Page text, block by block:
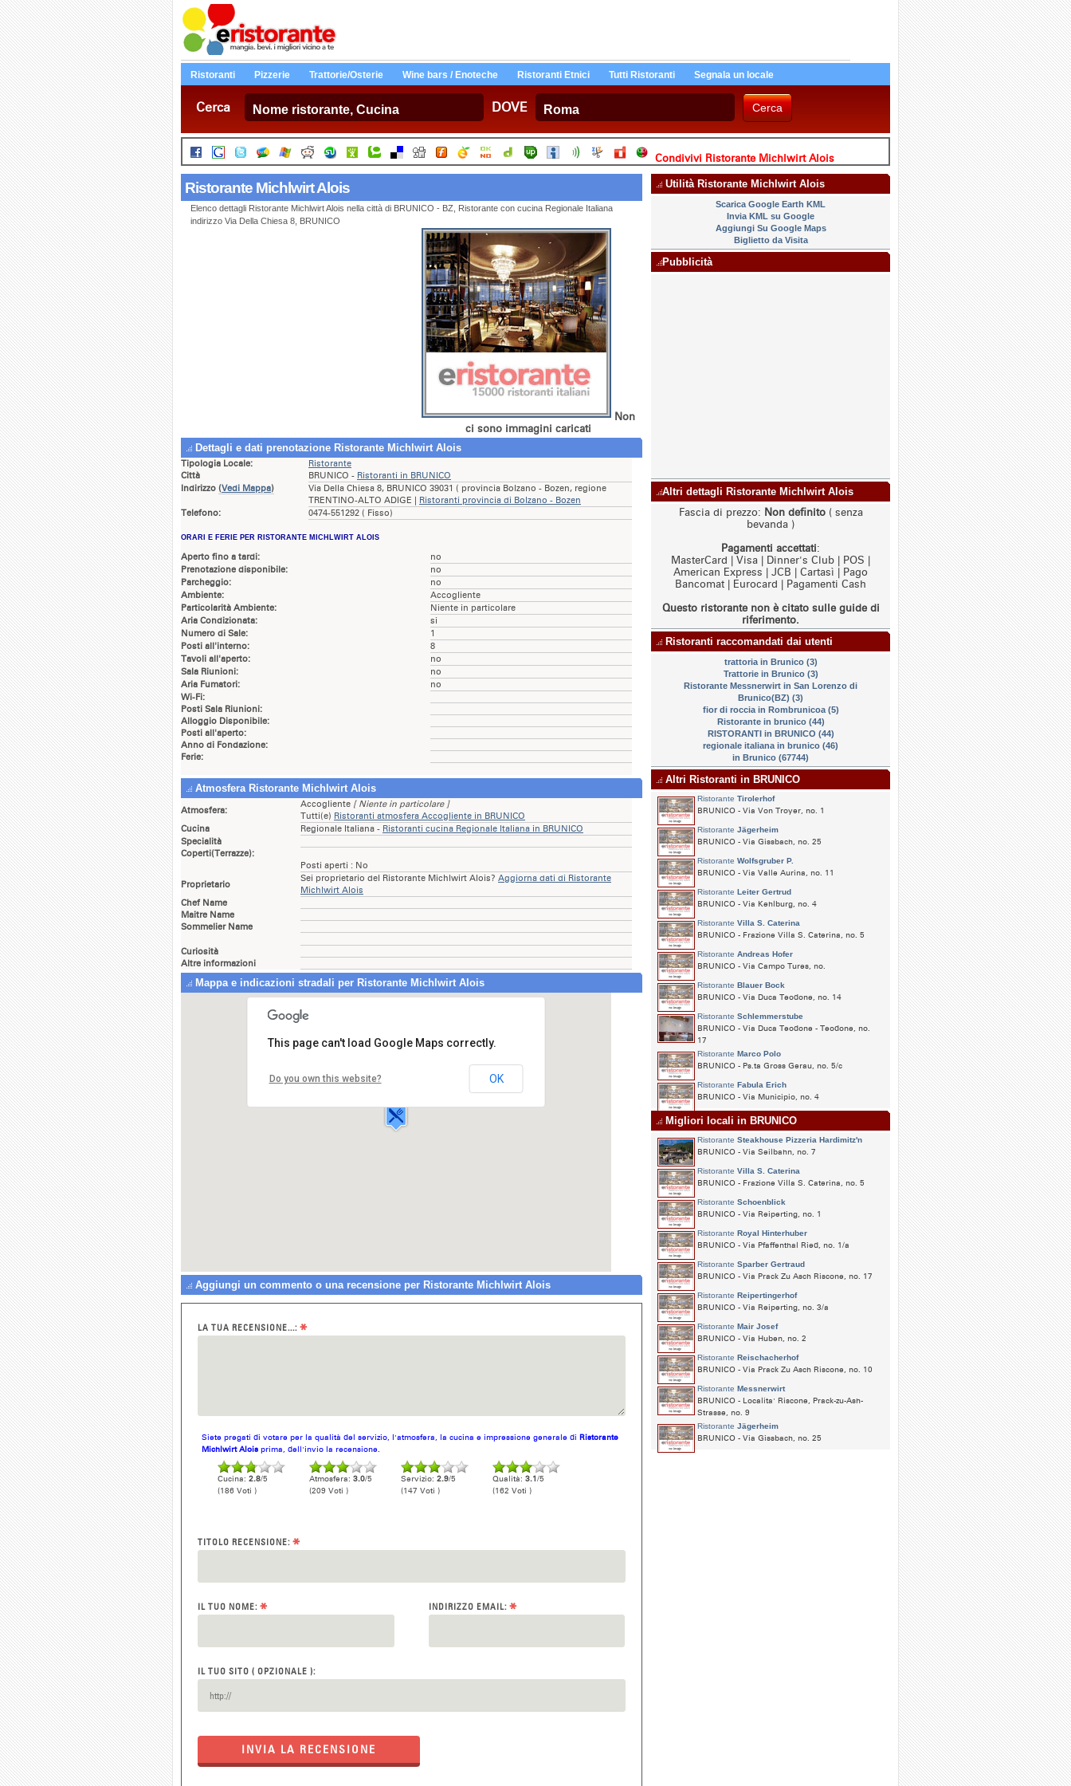
Ristoranti Pizzerie Trattorie/Osterie Wine bars / Enoteche Ristoranti Etnici Tutti Ristoranti Segnala un locale
Cerca DOVE
Condivivi Ristorante Michlwirt Alois
Ristorante Michlwirt Alois
Elenco dettagli Ristorante Michlwirt Alois nella città di BRUNICO - BZ, Ristorante con cucina Regionale Italiana
indirizzo Via Della Chiesa 8, BRUNICO
Non
ci sono immagini caricati
Dettagli e dati prenotazione Ristorante Michlwirt Alois
Tipologia Locale:
Ristorante
Città
BRUNICO - Ristoranti in BRUNICO
Indirizzo (Vedi Mappa)
Via Della Chiesa 8, BRUNICO 39031 ( provincia Bolzano - Bozen, regione
TRENTINO-ALTO ADIGE | Ristoranti provincia di Bolzano - Bozen
Telefono:
0474-551292 ( Fisso)
ORARI E FERIE PER RISTORANTE MICHLWIRT ALOIS
Aperto fino a tardi:
no
Prenotazione disponibile:
no
Parcheggio:
no
Ambiente:
Accogliente
Particolarità Ambiente:
Niente in particolare
Aria Condizionata:
si
Numero di Sale:
1
Posti all'interno:
8
Tavoli all'aperto:
no
Sala Riunioni:
no
Aria Fumatori:
no
Wi-Fi:
Posti Sala Riunioni:
Alloggio Disponibile:
Posti all'aperto:
Anno di Fondazione:
Ferie:
Atmosfera Ristorante Michlwirt Alois
Atmosfera:
Accogliente [ Niente in particolare ]
Tutti(e) Ristoranti atmosfera Accogliente in BRUNICO
Cucina
Regionale Italiana - Ristoranti cucina Regionale Italiana in BRUNICO
Specialità
Coperti(Terrazze):
Posti aperti : No
Proprietario
Sei proprietario del Ristorante Michlwirt Alois? Aggiorna dati di Ristorante
Michlwirt Alois
Chef Name
Maitre Name
Sommelier Name
Curiosità
Altre informazioni
Mappa e indicazioni stradali per Ristorante Michlwirt Alois
Ristorante Michlwirt Alois
Via Della Chiesa,8
39031 BRUNICO
This page can't load Google Maps correctly.
Do you own this website? OK
Aggiungi un commento o una recensione per Ristorante Michlwirt Alois
LA TUA RECENSIONE...: *
Siete pregati di votare per la qualità del servizio, l'atmosfera, la cucina e impressione generale di Ristorante
Michlwirt Alois prima, dell'invio la recensione.
Cucina: 2.8/5
(186 Voti )
Atmosfera: 3.0/5
(209 Voti )
Servizio: 2.9/5
(147 Voti )
Qualità: 3.1/5
(162 Voti )
TITOLO RECENSIONE: *
IL TUO NOME: * INDIRIZZO EMAIL:*
IL TUO SITO ( OPZIONALE ):
INVIA LA RECENSIONE
Utilità Ristorante Michlwirt Alois
Scarica Google Earth KML
Invia KML su Google
Aggiungi Su Google Maps
Biglietto da Visita
Pubblicità
Altri dettagli Ristorante Michlwirt Alois
Fascia di prezzo: Non definito( senza
bevanda )
Pagamenti accettati:
MasterCard | Visa | Dinner's Club | POS |
American Express | JCB | Cartasì | Pago
Bancomat | Eurocard | Pagamenti Cash
Questo ristorante non è citato sulle guide di
riferimento.
Ristoranti raccomandati dai utenti
trattoria in Brunico (3)
Trattorie in Brunico (3)
Ristorante Messnerwirt in San Lorenzo di
Brunico(BZ) (3)
fior di roccia in Rombrunicoa (5)
Ristorante in brunico (44)
RISTORANTI in BRUNICO (44)
regionale italiana in brunico (46)
in Brunico (67744)
Altri Ristoranti in BRUNICO
Ristorante Tirolerhof
BRUNICO - Via Von Troyer, no. 1
Ristorante Jägerheim
BRUNICO - Via Gissbach, no. 25
Ristorante Wolfsgruber P.
BRUNICO - Via Valle Aurina, no. 11
Ristorante Leiter Gertrud
BRUNICO - Via Kehlburg, no. 4
Ristorante Villa S. Caterina
BRUNICO - Frazione Villa S. Caterina, no. 5
Ristorante Andreas Hofer
BRUNICO - Via Campo Tures, no.
Ristorante Blauer Bock
BRUNICO - Via Duca Teodone, no. 14
Ristorante Schlemmerstube
BRUNICO - Via Duca Teodone - Teodone, no.
17
Ristorante Marco Polo
BRUNICO - Ps.ta Gross Gerau, no. 5/c
Ristorante Fabula Erich
BRUNICO - Via Municipio, no. 4
Migliori locali in BRUNICO
Ristorante Steakhouse Pizzeria Hardimitz'n
BRUNICO - Via Seilbahn, no. 7
Ristorante Villa S. Caterina
BRUNICO - Frazione Villa S. Caterina, no. 5
Ristorante Schoenblick
BRUNICO - Via Reiperting, no. 1
Ristorante Royal Hinterhuber
BRUNICO - Via Pfaffenthal Ried, no. 1/a
Ristorante Sparber Gertraud
BRUNICO - Via Prack Zu Asch Riscone, no. 17
Ristorante Reipertingerhof
BRUNICO - Via Reiperting, no. 3/a
Ristorante Mair Josef
BRUNICO - Via Huben, no. 2
Ristorante Reischacherhof
BRUNICO - Via Prack Zu Asch Riscone, no. 10
Ristorante Messnerwirt
BRUNICO - Localita' Riscone, Prack-zu-Ash-
Strasse, no. 9
Ristorante Jägerheim
BRUNICO - Via Gissbach, no. 25